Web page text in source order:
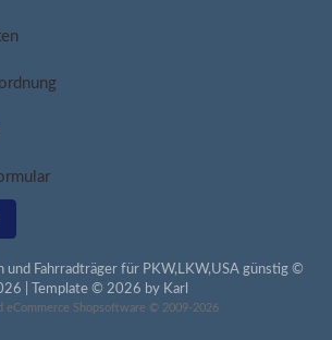
und Fahrradträger für PKW,LKW,USA günstig ©
| Template © 2026 by Karl
eCommerce Shopsoftware © 2009-2026